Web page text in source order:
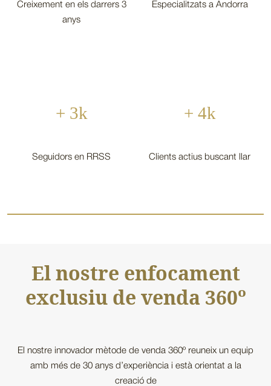
Creixement en els darrers 3
anys
Especialitzats a Andorra
+ 3k
Seguidors en RRSS
+ 4k
Clients actius buscant llar
El nostre enfocament
exclusiu de venda 360º
El nostre innovador mètode de venda 360º reuneix un equip
amb més de 30 anys d’experiència i està orientat a la
creació de